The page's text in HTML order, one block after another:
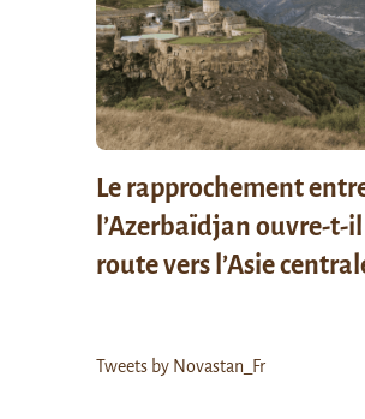
Le rapprochement
l’Azerbaïdjan ouvre-t-
route vers l’Asie
Tweets by Novastan_Fr